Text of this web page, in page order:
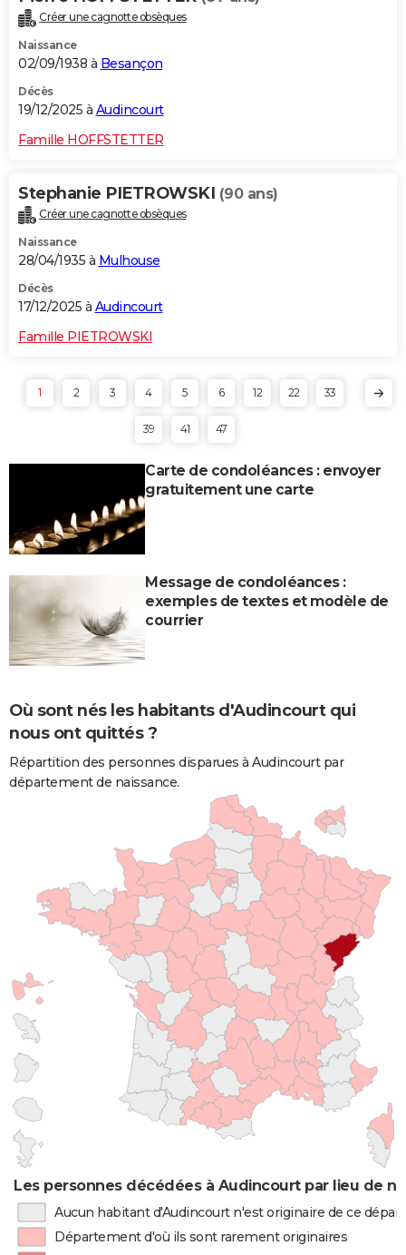
Créer une cagnotte obsèques
Naissance
02/09/1938 à Besançon
Décès
19/12/2025 à Audincourt
Famille HOFFSTETTER
Stephanie PIETROWSKI (90 ans)
Créer une cagnotte obsèques
Naissance
28/04/1935 à Mulhouse
Décès
17/12/2025 à Audincourt
Famille PIETROWSKI
1 2 3 4 5 6 12 22 33
39 41 47
Carte de condoléances : envoyer
gratuitement une carte
Message de condoléances :
exemples de textes et modèle de
courrier
Où sont nés les habitants d'Audincourt qui
nous ont quittés ?
Répartition des personnes disparues à Audincourt par
département de naissance.
Les personnes décédées à Audincourt par lieu de
Aucun habitant d'Audincourt n'est originaire de ce
Département d'où ils sont rarement originaires